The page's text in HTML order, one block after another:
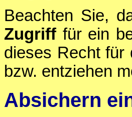
Beachten Sie,
Zugriff für ein
dieses Recht für
bzw. entziehen
Absichern